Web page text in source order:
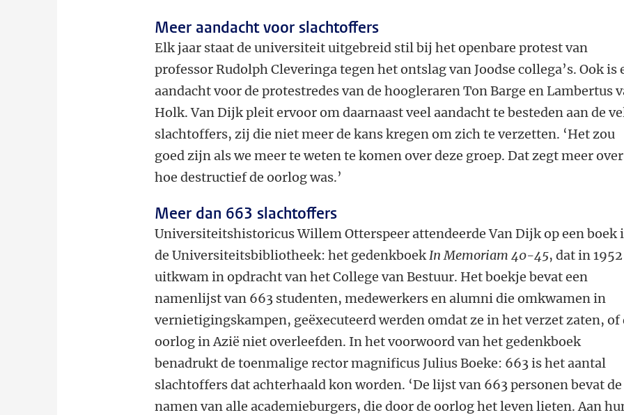
Meer aandacht voor slachtoffers
Elk jaar staat de universiteit uitgebreid stil bij het openbare protest van
professor Rudolph Cleveringa tegen het ontslag van Joodse collega’s. Ook is
aandacht voor de protestredes van de hoogleraren Ton Barge en Lambertus
Holk. Van Dijk pleit ervoor om daarnaast veel aandacht te besteden aan de
slachtoffers, zij die niet meer de kans kregen om zich te verzetten. ‘Het zou
goed zijn als we meer te weten te komen over deze groep. Dat zegt meer over
hoe destructief de oorlog was.’
Meer dan 663 slachtoffers
Universiteitshistoricus Willem Otterspeer attendeerde Van Dijk op een boek
de Universiteitsbibliotheek: het gedenkboekIn Memoriam 40-45, dat in 1952
uitkwam in opdracht van het College van Bestuur. Het boekje bevat een
namenlijst van 663 studenten, medewerkers en alumni die omkwamen in
vernietigingskampen, geëxecuteerd werden omdat ze in het verzet zaten, of
oorlog in Azië niet overleefden. In het voorwoord van het gedenkboek
benadrukt de toenmalige rector magnificus Julius Boeke: 663 is het aantal
slachtoffers dat achterhaald kon worden. ‘De lijst van 663 personen bevat de
namen van alle academieburgers, die door de oorlog het leven lieten. Aan